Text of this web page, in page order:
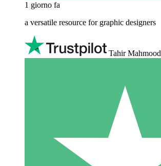
1 giorno fa
a versatile resource for graphic designers
Tahir Mahmood